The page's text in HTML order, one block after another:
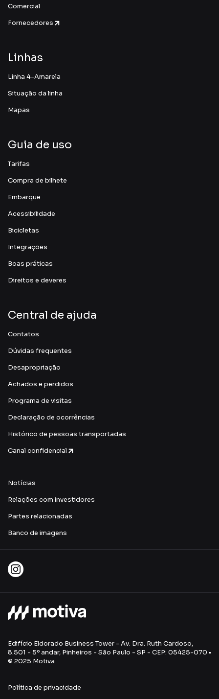
Comercial
Fornecedores
Linhas
Linha 4-Amarela
Situação da linha
Mapas
Guia de uso
Tarifas
Compra de bilhete
Embarque
Acessibilidade
Bicicletas
Integrações
Boas práticas
Direitos e deveres
Central de ajuda
Contatos
Dúvidas frequentes
Desapropriação
Achados e perdidos
Programa de visitas
Declaração de ocorrências
Histórico de pessoas transportadas
Canal confidencial
Notícias
Relações com investidores
Partes relacionadas
Banco de imagens
Edifício Eldorado Business Tower - Av. Dra. Ruth Cardoso,
8.501 - 5º andar, Pinheiros - São Paulo - SP - CEP: 05425-070 •
© 2025 Motiva
Política de privacidade